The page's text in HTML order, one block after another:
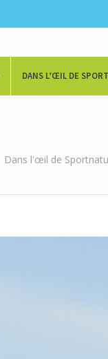
DANS L’ŒIL DE
Dans l'œil de